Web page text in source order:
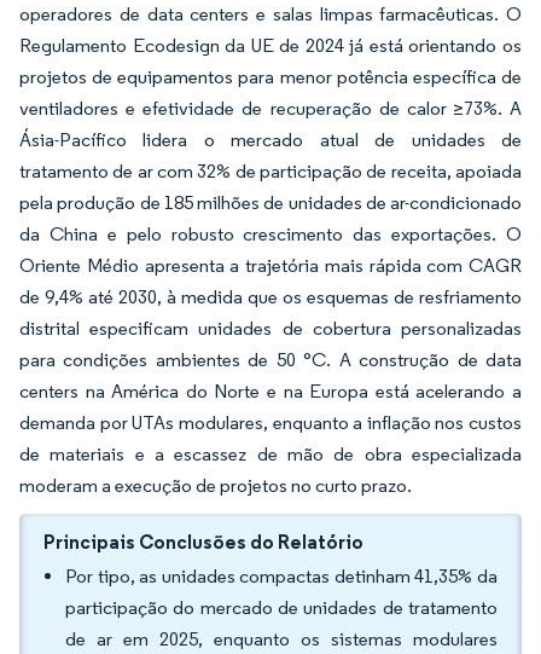
operadores de data centers e salas limpas farmacêuticas. O
Regulamento Ecodesign da UE de 2024 já está orientando os
projetos de equipamentos para menor potência específica de
ventiladores e efetividade de recuperação de calor ≥73%. A
Ásia-Pacífico lidera o mercado atual de unidades de
tratamento de ar com 32% de participação de receita, apoiada
pela produção de 185 milhões de unidades de ar-condicionado
da China e pelo robusto crescimento das exportações. O
Oriente Médio apresenta a trajetória mais rápida com CAGR
de 9,4% até 2030, à medida que os esquemas de resfriamento
distrital especificam unidades de cobertura personalizadas
para condições ambientes de 50 °C. A construção de data
centers na América do Norte e na Europa está acelerando a
demanda por UTAs modulares, enquanto a inflação nos custos
de materiais e a escassez de mão de obra especializada
moderam a execução de projetos no curto prazo.
Principais Conclusões do Relatório
Por tipo, as unidades compactas detinham 41,35% da
participação do mercado de unidades de tratamento
de ar em 2025, enquanto os sistemas modulares